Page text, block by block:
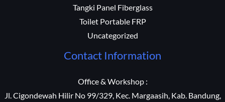
Tangki Panel Fiberglass
Toilet Portable FRP
Uncategorized
Contact Information
Office & Workshop :
Jl. Cigondewah Hilir No 99/329, Kec. Margaasih, Kab. Bandung,